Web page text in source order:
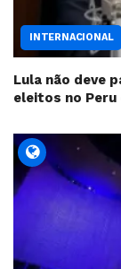
INTERNACIONAL
Lula não deve
eleitos no Peru